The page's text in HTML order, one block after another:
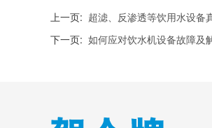
上一页: 超滤、反渗透等饮用水设备
下一页: 如何应对饮水机设备故障及